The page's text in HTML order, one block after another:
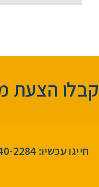
קבלו הצעת
חייגו עכשיו: 050-240-2284